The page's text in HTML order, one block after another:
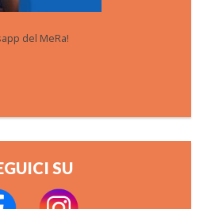
del MeRa!
SU